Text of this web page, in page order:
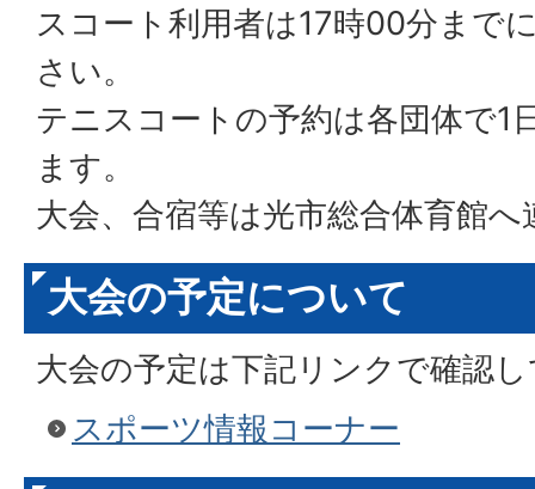
スコート利用者は17時00分まで
さい。
テニスコートの予約は各団体で1
ます。
大会、合宿等は光市総合体育館
大会の予定について
大会の予定は下記リンクで確認
スポーツ情報コーナー